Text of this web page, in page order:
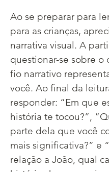
Ao se preparar para
para as crianças,
narrativa visual. A
questionar-se sobre o
fio narrativo
você. Ao final da
responder: “Em que
história te tocou?”,
parte dela que você
mais significativa?” e
relação a João, qual